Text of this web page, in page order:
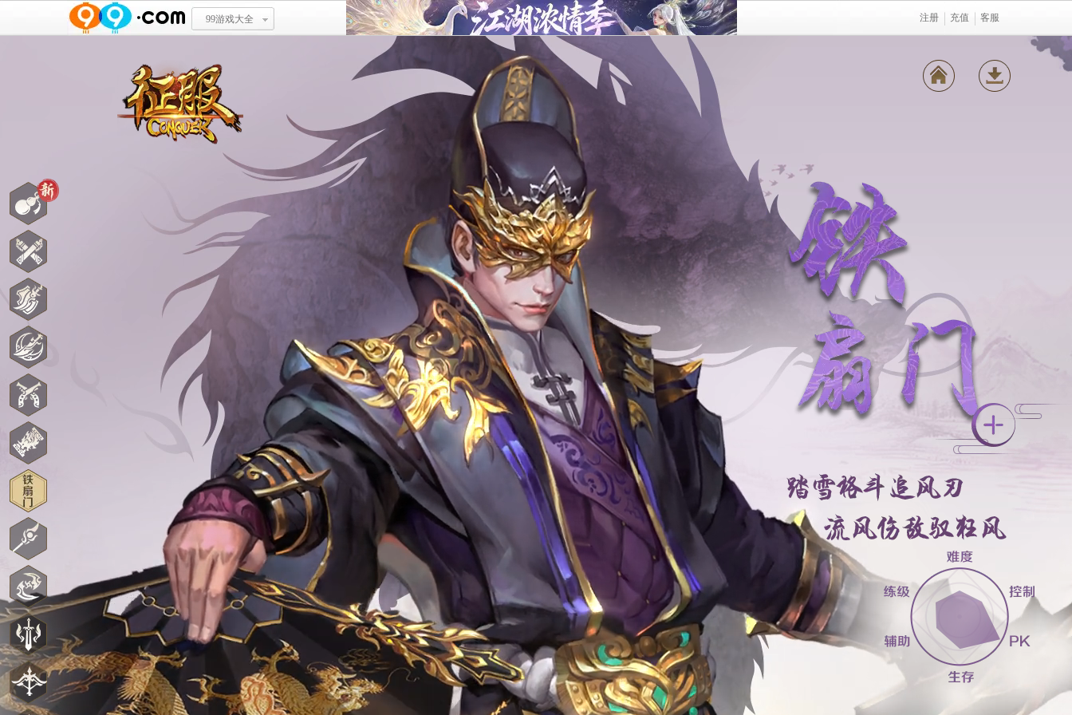
99游戏大全 注册 充值 客服